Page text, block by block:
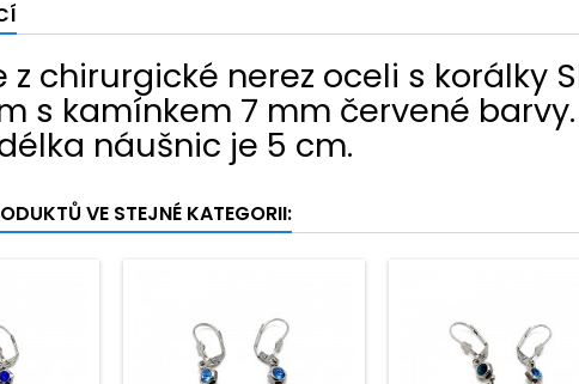
z chirurgické nerez oceli s korálky
s kamínkem 7 mm červené barvy.
náušnic je 5 cm.
VE STEJNÉ KATEGORII: